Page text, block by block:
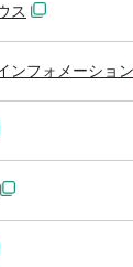
ス
ンフォメーション